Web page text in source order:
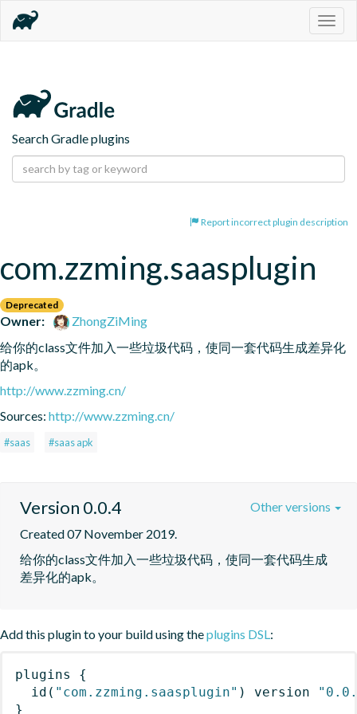
Search Gradle plugins
Report incorrect plugin description
com.zzming.saasplugin
Deprecated
Owner:
ZhongZiMing
给你的class文件加入一些垃圾代码，使同一套代码生成差异化
的apk。
http://www.zzming.cn/
Sources: http://www.zzming.cn/
#saas #saas apk
Version 0.0.4
Created 07 November 2019.
给你的class文件加入一些垃圾代码，使同一套代码生成
差异化的apk。
Other versions
Add this plugin to your build using theplugins DSL :
plugins
{
id ( "com.zzming.saasplugin" ) version
}